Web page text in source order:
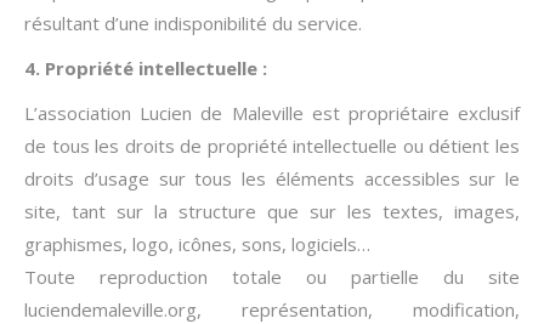
résultant d’une indisponibilité du service.
4. Propriété intellectuelle :
L’association Lucien de Maleville est propriétaire exclusif
de tous les droits de propriété intellectuelle ou détient les
droits d’usage sur tous les éléments accessibles sur le
site, tant sur la structure que sur les textes, images,
graphismes, logo, icônes, sons, logiciels…
Toute reproduction totale ou partielle du site
luciendemaleville.org, représentation, modification,